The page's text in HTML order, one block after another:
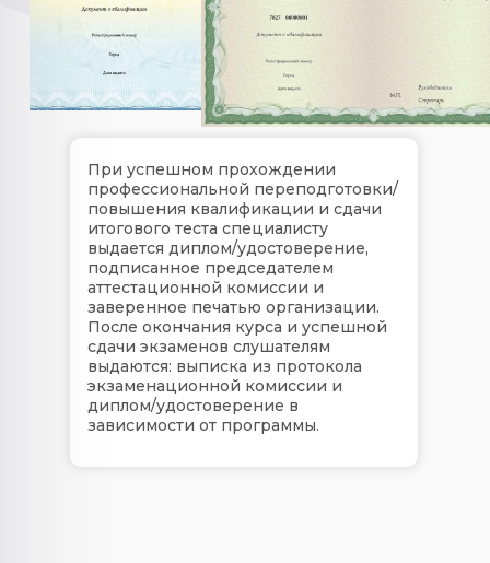
При успешном прохождении
профессиональной переподготовки/
повышения квалификации и сдачи
итогового теста специалисту
выдается диплом/удостоверение,
подписанное председателем
аттестационной комиссии и
заверенное печатью организации.
После окончания курса и успешной
сдачи экзаменов слушателям
выдаются: выписка из протокола
экзаменационной комиссии и
диплом/удостоверение в
зависимости от программы.